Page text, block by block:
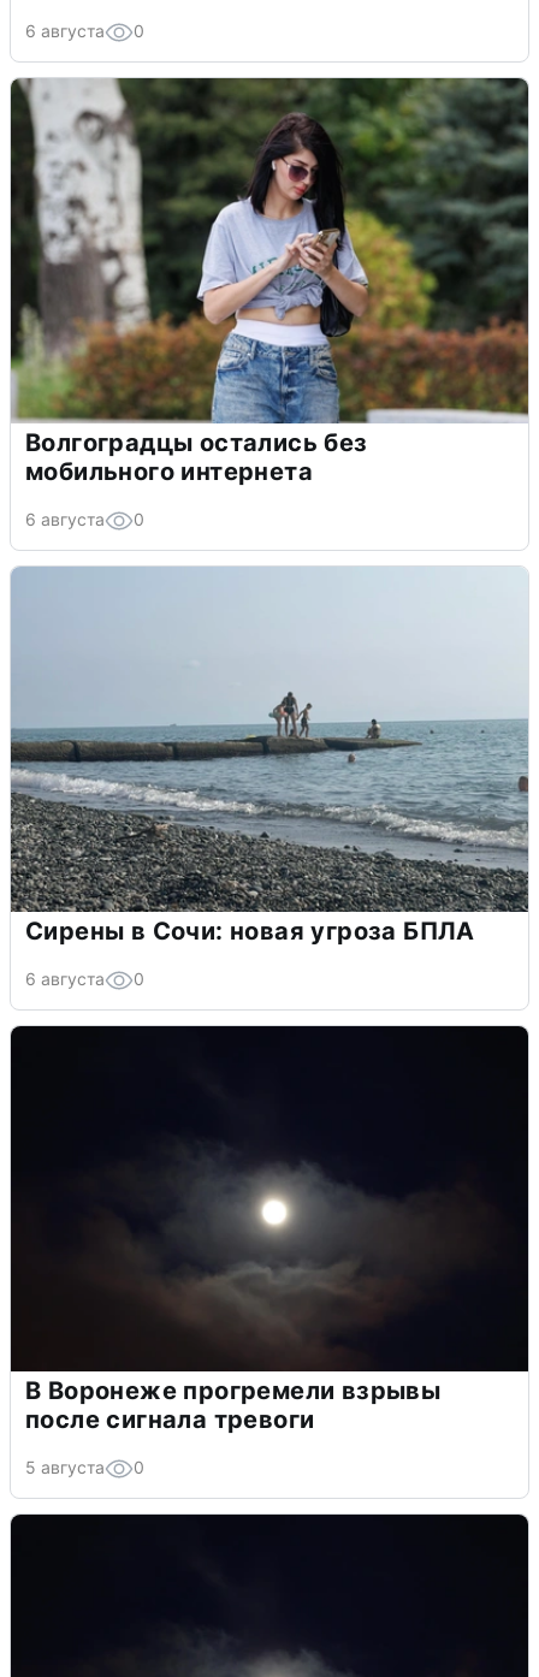
6 августа 0
Волгоградцы остались без
мобильного интернета
6 августа 0
Сирены в Сочи: новая угроза БПЛА
6 августа 0
В Воронеже прогремели взрывы
после сигнала тревоги
5 августа 0